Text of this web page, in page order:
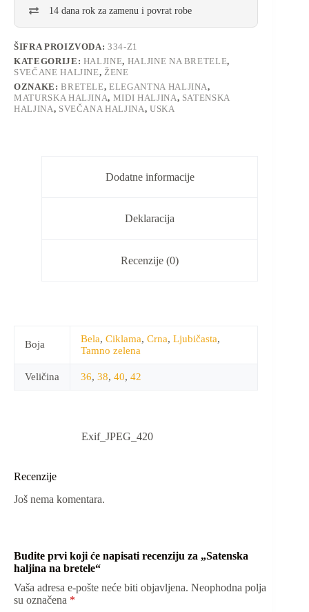
14 dana rok za zamenu i povrat robe
ŠIFRA PROIZVODA:334-Z1
KATEGORIJE: HALJINE, HALJINE NA BRETELE,
SVEČANE HALJINE, ŽENE
OZNAKE:BRETELE,ELEGANTNA HALJINA,
MATURSKA HALJINA, MIDI HALJINA, SATENSKA
HALJINA, SVEČANA HALJINA, USKA
Dodatne informacije
Deklaracija
Recenzije (0)
Boja Bela, Ciklama, Crna, Ljubičasta,
Tamno zelena
Veličina 36, 38, 40, 42
Exif_JPEG_420
Recenzije
Još nema komentara.
Budite prvi koji će napisati recenziju za „Satenska
haljina na bretele“
Vaša adresa e-pošte neće biti objavljena. Neophodna polja
su označena *